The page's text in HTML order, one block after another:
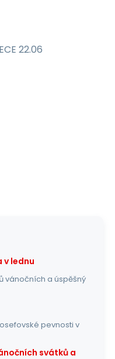
22.06
v lednu
vánočních a úspěšný
pevnosti v
svátků a